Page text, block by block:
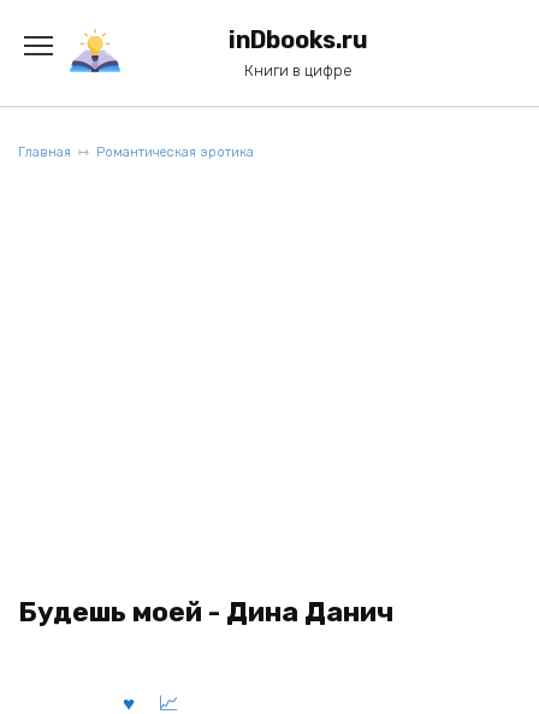
содержанию
inDbooks.ru
Книги в цифре
Главная Романтическая эротика
Будешь моей - Дина Данич